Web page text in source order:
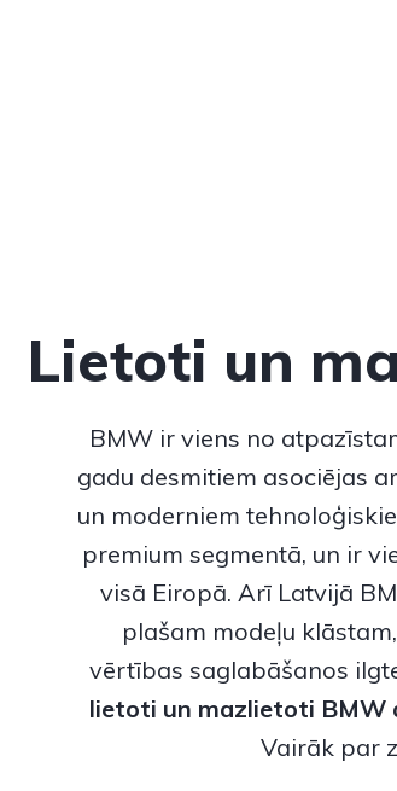
Lietoti un
BMW ir viens no
gadu desmitiem asociējas
un moderniem
premium segmentā, un ir
visā Eiropā. Arī Latvijā
plašam modeļu
vērtības saglabāšanos
lietoti un mazlietoti BMW
Vairāk par